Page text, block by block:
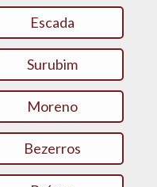
Escada
Surubim
Moreno
Bezerros